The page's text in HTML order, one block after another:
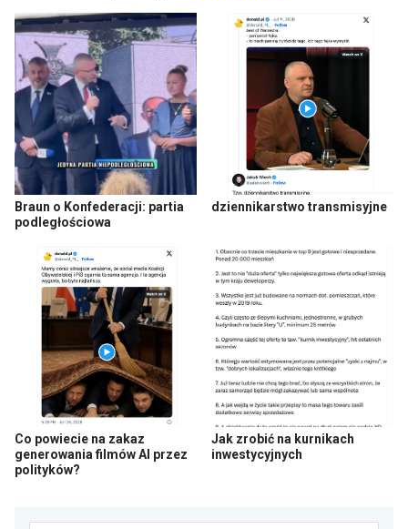
Braun o Konfederacji: partia
podległościowa
dziennikarstwo transmisyjne
Co powiecie na zakaz
generowania filmów AI przez
polityków?
Jak zrobić na kurnikach
inwestycyjnych